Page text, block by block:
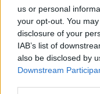
us or personal
your opt-out. You
disclosure of your
IAB’s list of
also be disclosed by
Downstream